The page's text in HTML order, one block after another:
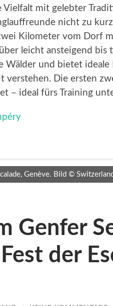
Vielfalt mit gelebter
nicht zu
Kilometer vom Dorf
leicht ansteigend bis
und bietet ideale
verstehen. Die ersten
– ideal fürs Training
Genève. Bild ©
Genfer
der